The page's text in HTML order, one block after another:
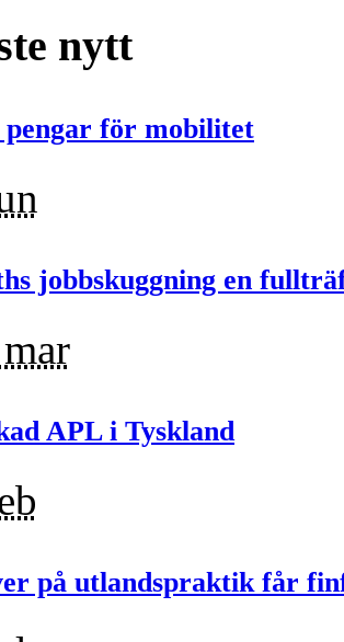
nytt
pengar för mobilitet
jobbskuggning en
APL i Tyskland
på utlandspraktik får